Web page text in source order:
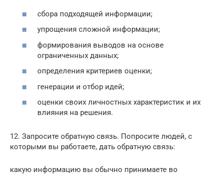
сбора подходящей информации;
упрощения сложной информации;
формирования выводов на основе
ограниченных данных;
определения критериев оценки;
генерации и отбор идей;
оценки своих личностных характеристик и их
влияния на решения.
12. Запросите обратную связь. Попросите людей, с
которыми вы работаете, дать обратную связь:
какую информацию вы обычно принимаете во